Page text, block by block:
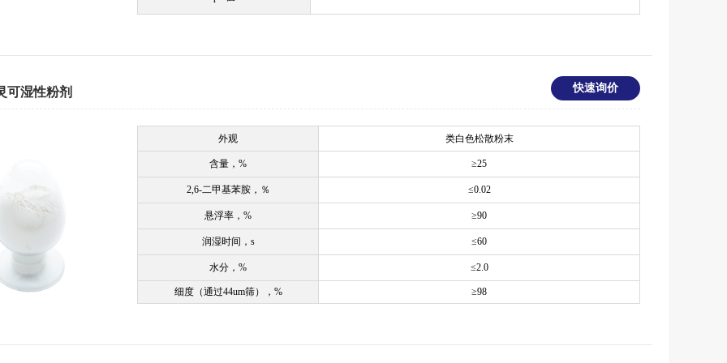
可湿性粉剂 快速询价
外观 类白色松散粉末
含量，% ≥25
2,6-二甲基苯胺，％ ≤0.02
悬浮率， % ≥90
润湿时间， s ≤60
水分， % ≤2.0
细度（通过44um筛）， % ≥98